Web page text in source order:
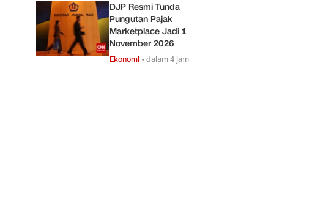
DJP Resmi Tunda
Pungutan Pajak
Marketplace Jadi 1
November 2026
Ekonomi •dalam 4 jam